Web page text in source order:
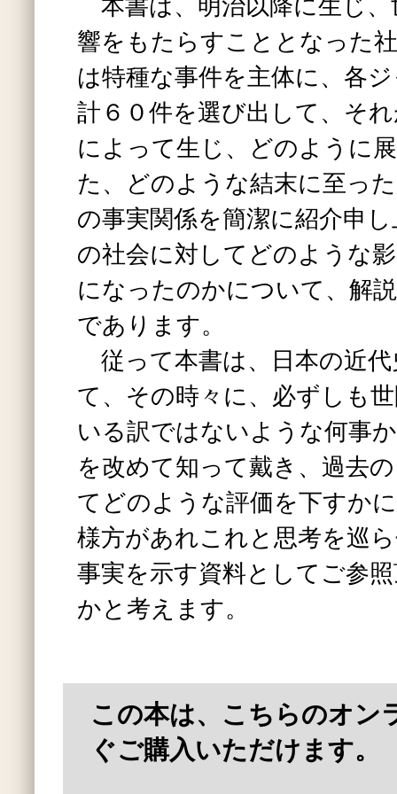
本書は、明治以降に生じ、
響をもたらすこととなった
は特種な事件を主体に、各
計６０件を選び出して、そ
によって生じ、どのように
た、どのような結末に至っ
の事実関係を簡潔に紹介申
の社会に対してどのような
になったのかについて、解
であります。
従って本書は、日本の近
て、その時々に、必ずしも
いる訳ではないような何事
を改めて知って戴き、過去
てどのような評価を下すか
様方があれこれと思考を巡
事実を示す資料としてご参
かと考えます。
この本は、こちらのオン
ぐご購入いただけます。